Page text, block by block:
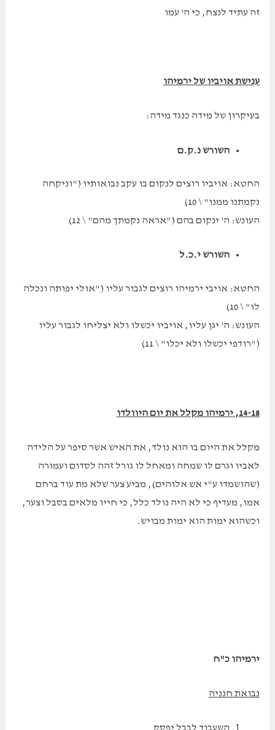
זה עתיד לנצח, כי ה' עמו
ענישת אויביו של ירמיהו
בעיקרון של מידה כנגד מידה:
השורש נ.ק.ם
החטא: אויביו רוצים לנקום בו עקב נבואותיו ("וניקחה
נקמתנו ממנו" \ 10)
העונש: ה' ינקום בהם ("אראה נקמתך מהם" \ 12)
השורש י.כ.ל
החטא: אויבי ירמיהו רוצים לגבור עליו ("אולי יפותה ונכלה
לו" \ 10)
העונש: ה' יגן עליו, אויביו יכשלו ולא יצליחו לגבור עליו
("רודפי יכשלו ולא יכלו" \ 11)
14-18, ירמיהו מקלל את יום היוולדו
מקלל את היום בו הוא נולד, את האיש אשר סיפר על הלידה
לאביו וגרם לו שמחה ומאחל לו גורל זהה לסדום ועמורה
(שהושמדו ע"י אש אלוהים), מביע צער שלא מת עוד ברחם
אמו, מעדיף כי לא היה נולד כלל, כי חייו מלאים בסבל וצער,
וכשהוא ימות הוא ימות מבויש.
ירמיהו כ"ח
נבואת חנניה